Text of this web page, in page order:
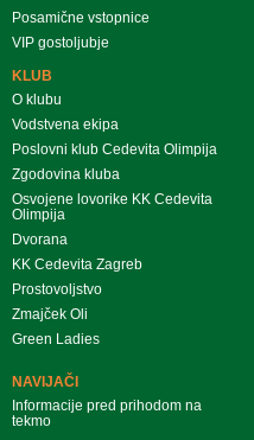
Posamične vstopnice
VIP gostoljubje
KLUB
O klubu
Vodstvena ekipa
Poslovni klub Cedevita Olimpija
Zgodovina kluba
Osvojene lovorike KK Cedevita
Olimpija
Dvorana
KK Cedevita Zagreb
Prostovoljstvo
Zmajček Oli
Green Ladies
NAVIJAČI
Informacije pred prihodom na
tekmo